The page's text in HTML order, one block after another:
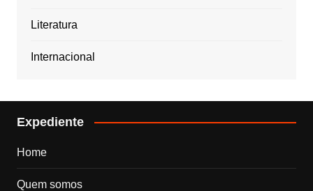
Literatura
Internacional
Expediente
Home
Quem somos